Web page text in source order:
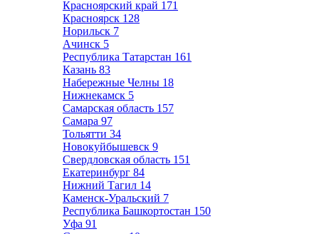
Красноярский край 171
Красноярск 128
Норильск 7
Ачинск 5
Республика Татарстан 161
Казань 83
Набережные Челны 18
Нижнекамск 5
Самарская область 157
Самара 97
Тольятти 34
Новокуйбышевск 9
Свердловская область 151
Екатеринбург 84
Нижний Тагил 14
Каменск-Уральский 7
Республика Башкортостан 150
Уфа 91